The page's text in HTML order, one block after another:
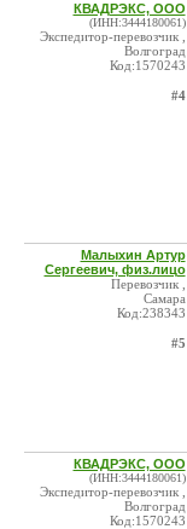
КВАДРЭКС, ООО
(ИНН:3444180061)
Экспедитор-перевозчик ,
Волгоград
Код:1570243
#4
Малыхин Артур
Сергеевич, физ.лицо
Перевозчик ,
Самара
Код:238343
#5
КВАДРЭКС, ООО
(ИНН:3444180061)
Экспедитор-перевозчик ,
Волгоград
Код:1570243